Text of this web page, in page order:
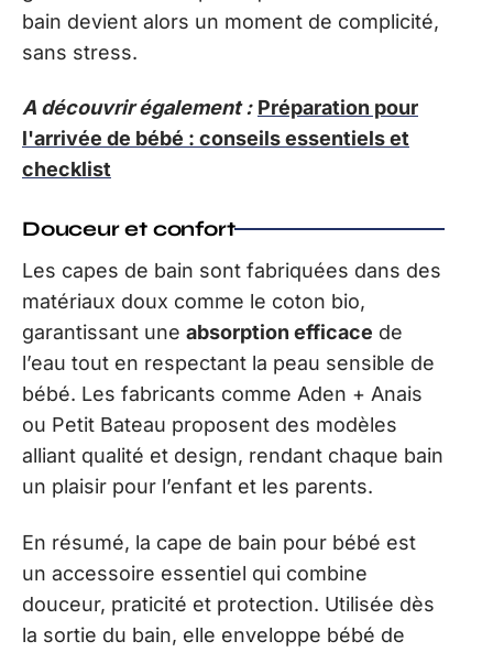
bain devient alors un moment de complicité,
sans stress.
A découvrir également : Préparation pour
l'arrivée de bébé : conseils essentiels et
checklist
Douceur et confort
Les capes de bain sont fabriquées dans des
matériaux doux comme le coton bio,
garantissant une absorption efficace de
l’eau tout en respectant la peau sensible de
bébé. Les fabricants comme Aden + Anais
ou Petit Bateau proposent des modèles
alliant qualité et design, rendant chaque bain
un plaisir pour l’enfant et les parents.
En résumé, la cape de bain pour bébé est
un accessoire essentiel qui combine
douceur, praticité et protection. Utilisée dès
la sortie du bain, elle enveloppe bébé de